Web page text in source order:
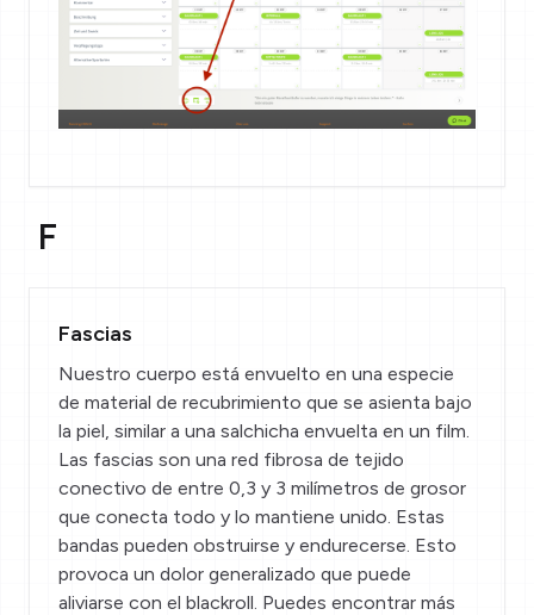
F
Fascias
Nuestro cuerpo está envuelto en una especie
de material de recubrimiento que se asienta bajo
la piel, similar a una salchicha envuelta en un film.
Las fascias son una red fibrosa de tejido
conectivo de entre 0,3 y 3 milímetros de grosor
que conecta todo y lo mantiene unido. Estas
bandas pueden obstruirse y endurecerse. Esto
provoca un dolor generalizado que puede
aliviarse con el blackroll. Puedes encontrar más